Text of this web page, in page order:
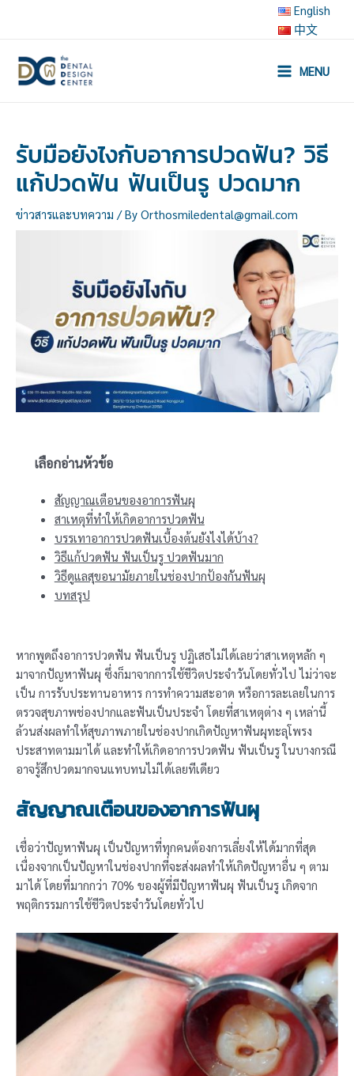
English
中文
MENU
รับมือยังไงกับอาการปวดฟัน? วิธี
แก้ปวดฟัน ฟันเป็นรู ปวดมาก
ข่าวสารและบทความ / By Orthosmiledental@gmail.com
เลือกอ่านหัวข้อ
สัญญาณเตือนของอาการฟันผุ
สาเหตุที่ทำให้เกิดอาการปวดฟัน
บรรเทาอาการปวดฟันเบื้องต้นยังไงได้บ้าง?
วิธีแก้ปวดฟัน ฟันเป็นรู ปวดฟันมาก
วิธีดูแลสุขอนามัยภายในช่องปากป้องกันฟันผุ
บทสรุป
หากพูดถึงอาการปวดฟัน ฟันเป็นรู ปฏิเสธไม่ได้เลยว่าสาเหตุหลัก ๆ
มาจากปัญหาฟันผุ ซึ่งก็มาจากการใช้ชีวิตประจำวันโดยทั่วไป ไม่ว่าจะ
เป็น การรับประทานอาหาร การทำความสะอาด หรือการละเลยในการ
ตรวจสุขภาพช่องปากและฟันเป็นประจำ โดยที่สาเหตุต่าง ๆ เหล่านี้
ล้วนส่งผลทำให้สุขภาพภายในช่องปากเกิดปัญหาฟันผุทะลุโพรง
ประสาทตามมาได้ และทำให้เกิดอาการปวดฟัน ฟันเป็นรู ในบางกรณี
อาจรู้สึกปวดมากจนแทบทนไม่ได้เลยทีเดียว
สัญญาณเตือนของอาการฟันผุ
เชื่อว่าปัญหาฟันผุ เป็นปัญหาที่ทุกคนต้องการเลี่ยงให้ได้มากที่สุด
เนื่องจากเป็นปัญหาในช่องปากที่จะส่งผลทำให้เกิดปัญหาอื่น ๆ ตาม
มาได้ โดยที่มากกว่า 70% ของผู้ที่มีปัญหาฟันผุ ฟันเป็นรู เกิดจาก
พฤติกรรมการใช้ชีวิตประจำวันโดยทั่วไป